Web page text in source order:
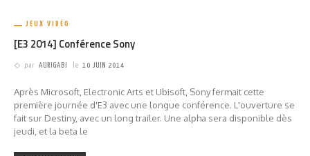
JEUX VIDÉO
[E3 2014] Conférence Sony
par AURIGABI le 10 JUIN 2014
Après Microsoft, Electronic Arts et Ubisoft, Sony fermait cette
première journée d'E3 avec une longue conférence. L'ouverture se
fait sur Destiny, avec un long trailer. Une alpha sera disponible dès
jeudi, et la beta le